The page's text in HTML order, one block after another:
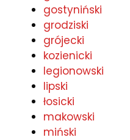
gostyniński
grodziski
grójecki
kozienicki
legionowski
lipski
łosicki
makowski
miński